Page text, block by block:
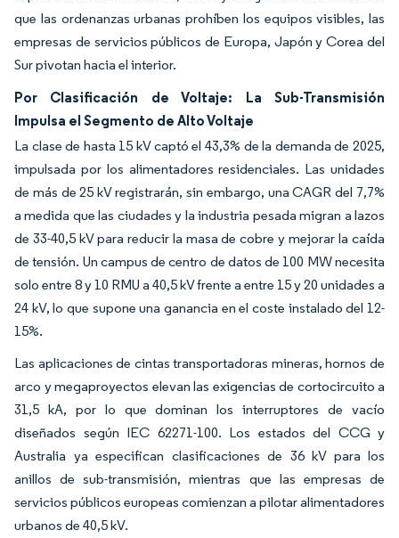
que las ordenanzas urbanas prohíben los equipos visibles, las
empresas de servicios públicos de Europa, Japón y Corea del
Sur pivotan hacia el interior.
Por Clasificación de Voltaje: La Sub-Transmisión
Impulsa el Segmento de Alto Voltaje
La clase de hasta 15 kV captó el 43,3% de la demanda de 2025,
impulsada por los alimentadores residenciales. Las unidades
de más de 25 kV registrarán, sin embargo, una CAGR del 7,7%
a medida que las ciudades y la industria pesada migran a lazos
de 33-40,5 kV para reducir la masa de cobre y mejorar la caída
de tensión. Un campus de centro de datos de 100 MW necesita
solo entre 8 y 10 RMU a 40,5 kV frente a entre 15 y 20 unidades a
24 kV, lo que supone una ganancia en el coste instalado del 12-
15%.
Las aplicaciones de cintas transportadoras mineras, hornos de
arco y megaproyectos elevan las exigencias de cortocircuito a
31,5 kA, por lo que dominan los interruptores de vacío
diseñados según IEC 62271-100. Los estados del CCG y
Australia ya especifican clasificaciones de 36 kV para los
anillos de sub-transmisión, mientras que las empresas de
servicios públicos europeas comienzan a pilotar alimentadores
urbanos de 40,5 kV.